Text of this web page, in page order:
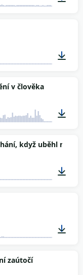
v člověka
00:06
když uběhl na
zaútočí